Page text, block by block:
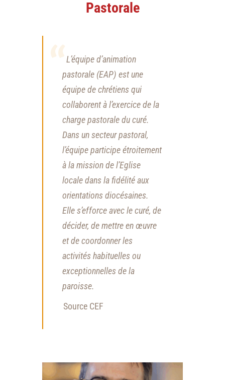
Pastorale
L’équipe d’animation
pastorale (EAP) est une
équipe de chrétiens qui
collaborent à l’exercice de la
charge pastorale du curé.
Dans un secteur pastoral,
l’équipe participe étroitement
à la mission de l’Eglise
locale dans la fidélité aux
orientations diocésaines.
Elle s’efforce avec le curé, de
décider, de mettre en œuvre
et de coordonner les
activités habituelles ou
exceptionnelles de la
paroisse.
Source CEF